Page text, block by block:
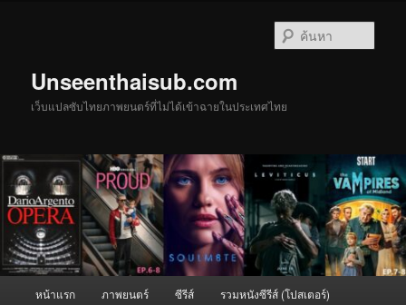
Unseenthaisub.com
เว็บแปลซับไทยภาพยนตร์ที่ไม่ได้เข้าฉายในประเทศไทย
หน้าแรก ภาพยนตร์ ซีรีส์ รวมหนังซีรีส์ (โปสเตอร์)